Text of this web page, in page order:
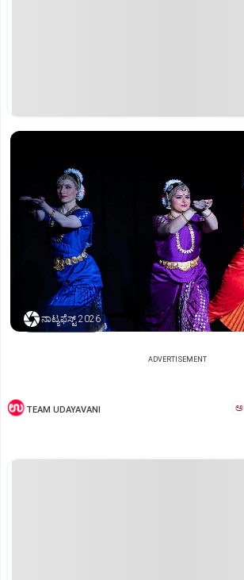
ನಾಟ್ಯಫೆಸ್ಟ್‌ 2026
ADVERTISEMENT
TEAM UDAYAVANI ಅ